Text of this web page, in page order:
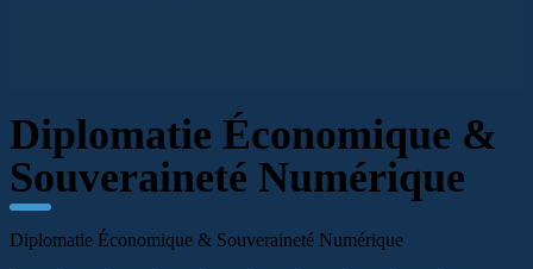
Diplomatie Économique &
Souveraineté Numérique
Diplomatie Économique & Souveraineté Numérique